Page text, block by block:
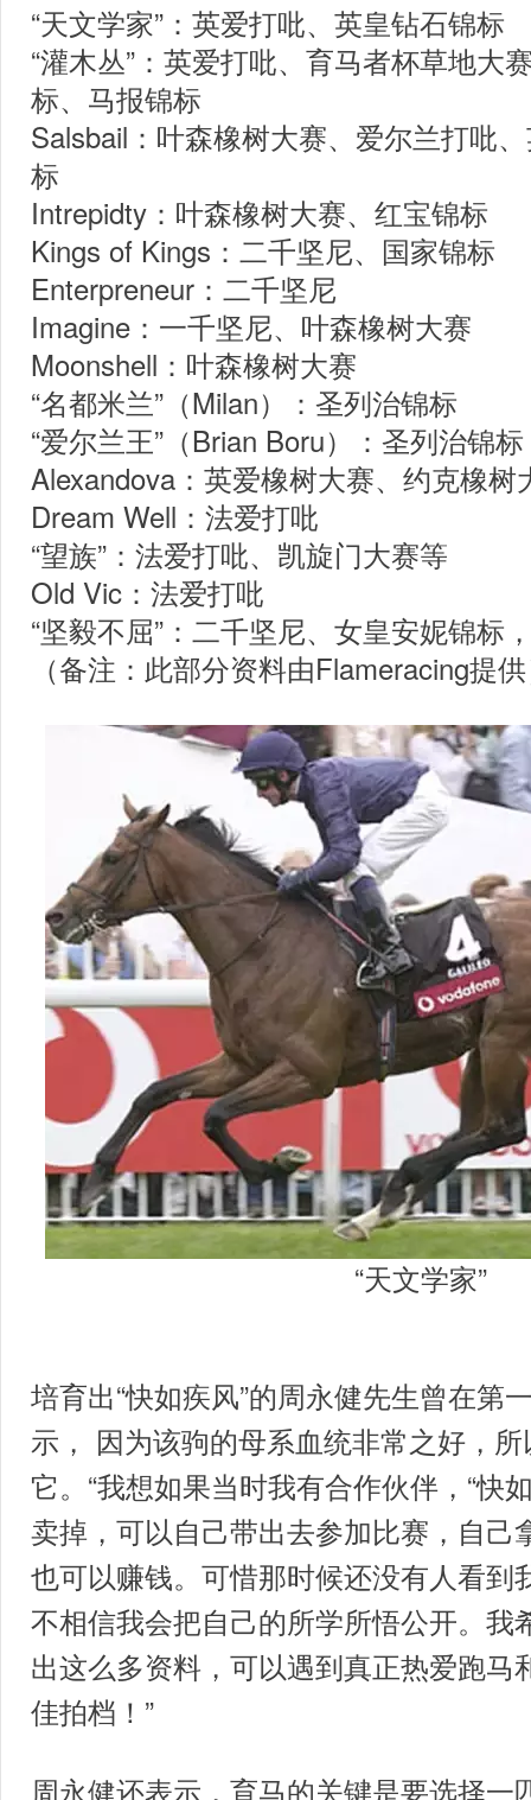
“天文学家”：英爱打吡、英皇钻石锦标
“灌木丛”：英爱打吡、育马者杯草地大
标、马报锦标
Salsbail：叶森橡树大赛、爱尔兰打吡
标
Intrepidty：叶森橡树大赛、红宝锦标
Kings of Kings：二千坚尼、国家锦标
Enterpreneur：二千坚尼
Imagine：一千坚尼、叶森橡树大赛
Moonshell：叶森橡树大赛
“名都米兰”（Milan）：圣列治锦标
“爱尔兰王”（Brian Boru）：圣列治锦标
Alexandova：英爱橡树大赛、约克橡树
Dream Well：法爱打吡
“望族”：法爱打吡、凯旋门大赛等
Old Vic：法爱打吡
“坚毅不屈”：二千坚尼、女皇安妮锦标
（备注：此部分资料由Flameracing提
“天文学家”
培育出“快如疾风”的周永健先生曾在第
示， 因为该驹的母系血统非常之好，
它。“我想如果当时我有合作伙伴，“快
卖掉，可以自己带出去参加比赛，自己
也可以赚钱。可惜那时候还没有人看到
不相信我会把自己的所学所悟公开。我
出这么多资料，可以遇到真正热爱跑马
佳拍档！”
周永健还表示，育马的关键是要选择一